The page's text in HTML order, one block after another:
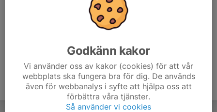
Godkänn kakor
Vi använder oss av kakor (cookies) för att vår
webbplats ska fungera bra för dig. De används
även för webbanalys i syfte att hjälpa oss att
förbättra våra tjänster.
Så använder vi cookies